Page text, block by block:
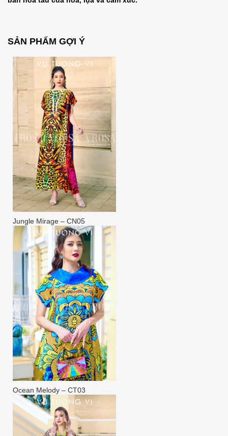
SẢN PHẨM GỢI Ý
Jungle Mirage – CN05
Ocean Melody – CT03